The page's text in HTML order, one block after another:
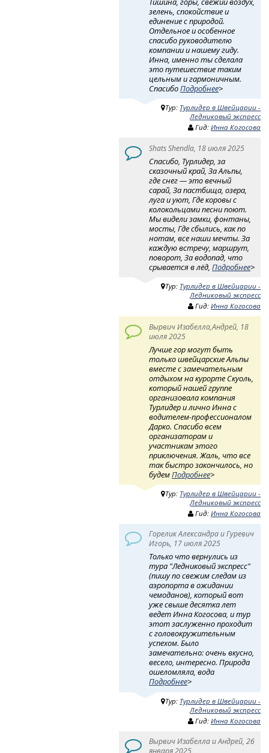
зелень, спокойствие и
единение с природой.
Отдельное и особенное
спасибо руководителю
компании и нашему гиду.
Инна, именно ты сделала
это путешествие таким
цельным и гармоничным.
СпасибоПодробнее>
Тур: Турлидер в Швейцарии -
Ледниковый экспресс
Гид:Инна Когосова
Shats Shendla, 18 июля 2025
Спасибо, Турлидер, за
сказочный край, За Альпы,
где снег — это вечный
сарай, За пастбища, озера,
луга и уют, Где коровы с
колокольцами песни поют.
Мы видели замки, фонтаны,
мосты, Где сбылись, как по
нотам, все наши мечты. За
каждую встречу, маршрут,
поворот, За водопад, что
срывается в лёд,Подробнее>
Тур: Турлидер в Швейцарии -
Ледниковый экспресс
Гид:Инна Когосова
Вырвич Изабелла,Андрей, 18
июля 2025
Лучше гор могут быть
только швейцарские Альпы
вместе с замечательным
отдыхом на курорте Скуоль,
который нашей группе
организовала компания
Турлидер и лично Инна с
водителем-профессионалом
Дарко. Спасибо всем
организаторам и
участникам этого
приключения. Жаль, что все
так быстро закончилось, но
будемПодробнее>
Тур: Турлидер в Швейцарии -
Ледниковый экспресс
Гид:Инна Когосова
Горелик Александра и Гуревич
Игорь, 17 июля 2025
Только что вернулись из
тура "Ледниковый экспресс"
(пишу по свежим следам из
аэропорта в ожидании
чемоданов), который вот
уже свыше десятка лет
ведет Инна Когосова, и тур
этот заслуженно проходит
с головокружительным
успехом. Было
замечательно: очень вкусно,
весело, интересно. Природа
ошеломляла, вода
Подробнее>
Тур: Турлидер в Швейцарии -
Ледниковый экспресс
Гид:Инна Когосова
Вырвич Изабелла и Андрей, 26